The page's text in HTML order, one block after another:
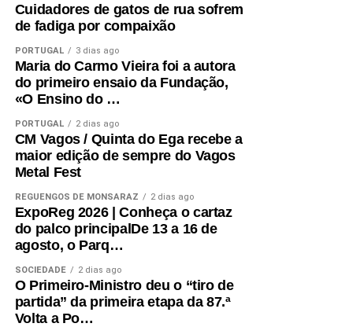
Cuidadores de gatos de rua sofrem
de fadiga por compaixão
PORTUGAL 3 dias ago
Maria do Carmo Vieira foi a autora
do primeiro ensaio da Fundação,
«O Ensino do …
PORTUGAL 2 dias ago
CM Vagos / Quinta do Ega recebe a
maior edição de sempre do Vagos
Metal Fest
REGUENGOS DE MONSARAZ 2 dias ago
ExpoReg 2026 | Conheça o cartaz
do palco principalDe 13 a 16 de
agosto, o Parq…
SOCIEDADE 2 dias ago
O Primeiro-Ministro deu o “tiro de
partida” da primeira etapa da 87.ª
Volta a Po…